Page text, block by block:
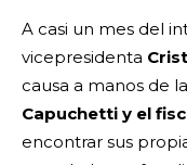
A casi un mes del
vicepresidenta
causa a manos de
Capuchetti y el
encontrar sus